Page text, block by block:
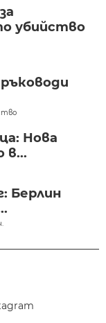
убийство
Нова
в...
Берлин